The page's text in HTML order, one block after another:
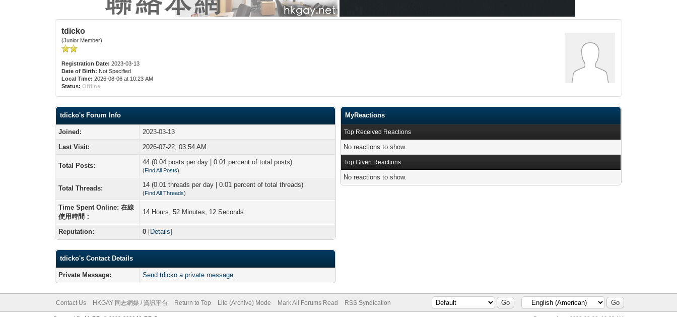
tdicko
(Junior Member)
Registration Date: 2023-03-13
Date of Birth: Not Specified
Local Time: 2026-08-06 at 10:23 AM
Status: Offline
tdicko's Forum Info
Joined:
2023-03-13
Last Visit:
2026-07-22, 03:54 AM
Total Posts: 44 (0.04 posts per day | 0.01 percent of total posts)
(Find All Posts)
Total Threads: 14 (0.01 threads per day | 0.01 percent of total threads)
(Find All Threads)
Time Spent Online: 在線
使用時間：
14 Hours, 52 Minutes, 12 Seconds
Reputation: 0 [Details]
tdicko's Contact Details
Private Message: Send tdicko a private message.
MyReactions
Top Received Reactions
No reactions to show.
Top Given Reactions
No reactions to show.
Contact Us HKGAY 同志網媒 / 資訊平台 Return to Top Lite (Archive) Mode Mark All Forums Read RSS Syndication